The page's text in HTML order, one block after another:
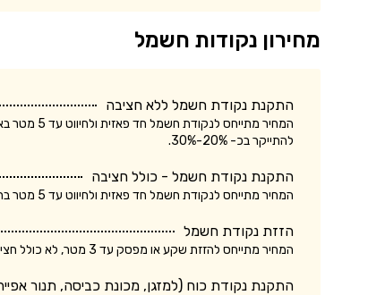
מחירון נקודות חשמל
התקנת נקודת חשמל ללא חציבה
המחיר
להתייקר בכ- 20%-30%.
התקנת נקודת חשמל - כולל חציבה
המחיר מתייחס לנקודת חשמל חד פאזית ולחיווט עד 5 מטר בתוך הקיר. עלות התקנת נקודת חשמל תלת פאזית עשויה להתייקר בכ- 20%-30%.
הזזת נקודת חשמל
המחיר מתייחס להזזת שקע או מפסק עד 3 מטר, לא כולל חציבה. עלות הזזת נקודת חשמל כולל חציבה עשויה להתייקר בכ- 20%.
התקנת נקודת כוח (למזגן, מכונת כביסה, תנור